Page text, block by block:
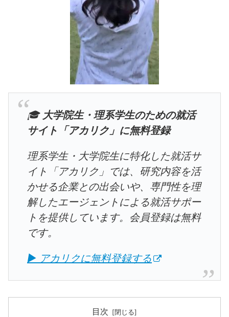
🎓 大学院生・理系学生のための就活
サイト「アカリク」に無料登録
理系学生・大学院生に特化した就活サ
イト「アカリク」では、研究内容を活
かせる企業との出会いや、専門性を理
解したエージェントによる就活サポー
トを提供しています。会員登録は無料
です。
▶ アカリクに無料登録する
目次